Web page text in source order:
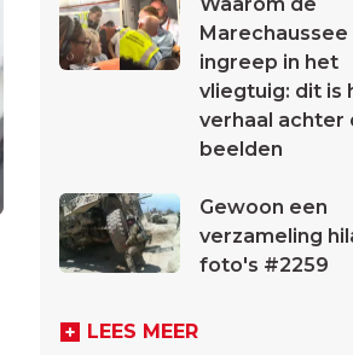
Marechaussee
ingreep in het
vliegtuig: dit is
verhaal achter
beelden
Gewoon een
verzameling
foto's #2259
LEES MEER